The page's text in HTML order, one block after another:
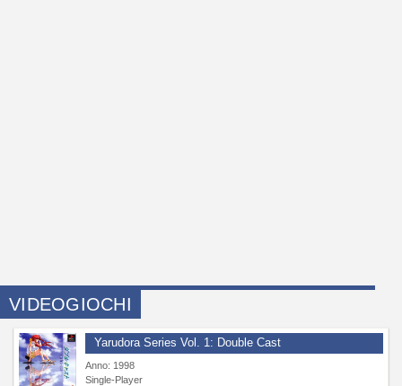
VIDEOGIOCHI
Yarudora Series Vol. 1: Double Cast
Anno: 1998
Single-Player